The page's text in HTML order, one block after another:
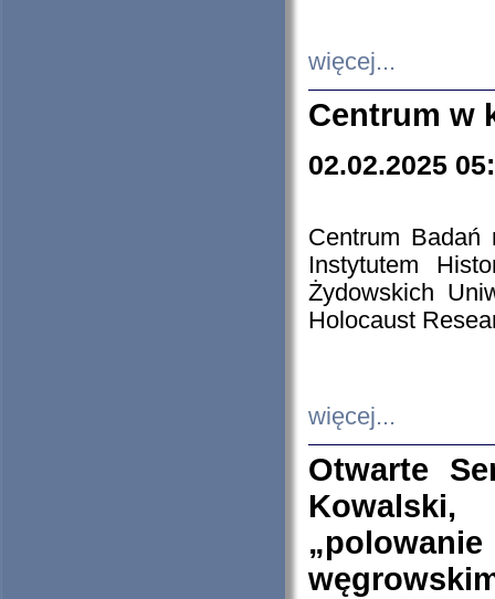
więcej...
Centrum w
02.02.2025
Centrum Badań
Instytutem
Żydowskich
Holocaust
więcej...
Otwarte